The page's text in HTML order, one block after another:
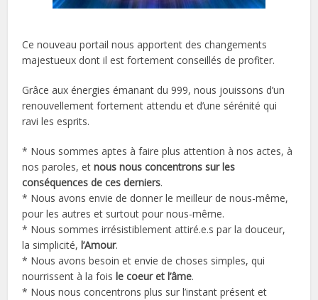
Ce nouveau portail nous apportent des changements
majestueux dont il est fortement conseillés de profiter.
Grâce aux énergies émanant du 999, nous jouissons d’un
renouvellement fortement attendu et d’une sérénité qui
ravi les esprits.
* Nous sommes aptes à faire plus attention à nos actes, à
nos paroles, et nous nous concentrons sur les
conséquences de ces derniers.
* Nous avons envie de donner le meilleur de nous-même,
pour les autres et surtout pour nous-même.
* Nous sommes irrésistiblement attiré.e.s par la douceur,
la simplicité, l’Amour.
* Nous avons besoin et envie de choses simples, qui
nourrissent à la fois le coeur et l’âme.
* Nous nous concentrons plus sur l’instant présent et